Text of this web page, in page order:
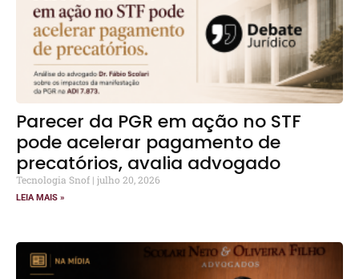
Parecer da PGR em ação no STF
pode acelerar pagamento de
precatórios, avalia advogado
Tecnologia Snof julho 20, 2026
LEIA MAIS »